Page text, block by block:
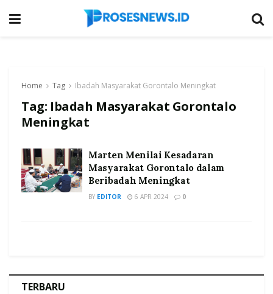
Home Tag Ibadah Masyarakat Gorontalo Meningkat
Tag: Ibadah Masyarakat Gorontalo
Meningkat
Marten Menilai Kesadaran
Masyarakat Gorontalo dalam
Beribadah Meningkat
BY EDITOR 6 APR 2024 0
TERBARU